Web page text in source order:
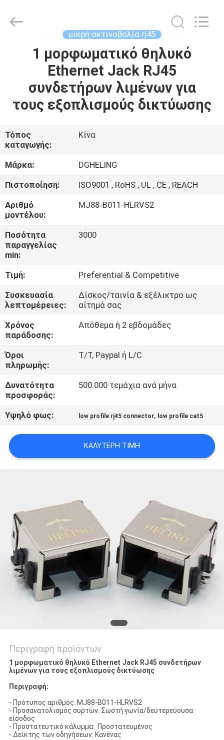
ΣΠΊΤΙ
ΠΡΟΪΌΝΤΑ
ΠΕΡΊΠΟΥ
ΕΜΕΊΣ
ΓΎΡΟΣ
ΕΡΓΟΣΤΑΣΊΩΝ
ΠΟΙΟΤΙΚΌΣ
ΈΛΕΓΧΟΣ
ΕΛΆΤΕ
ΣΕ
ΕΠΑΦΉ
ΜΕ
ΖΗΤΉΣΤΕ
ΈΝΑ
ΑΠΌΣΠΑΣΜΑ
SITEMAP
ΠΟΛΙΤΙΚΉ
Rights
μικρή ακτινοβολία rj45
1 μορφωματικό θηλυκό
Ethernet Jack RJ45
συνδετήρων λιμένων για
τους εξοπλισμούς δικτύωσης
Τόπος
καταγωγής:
Κίνα
Μάρκα:
DGHELING
Πιστοποίηση:
ISO9001 , RoHS , UL , CE , REACH
Αριθμό
μοντέλου:
MJ88-B011-HLRVS2
Ποσότητα
παραγγελίας
min:
3000
Τιμή:
Preferential & Competitive
Συσκευασία
λεπτομέρειες:
Δίσκος/ταινία & εξέλικτρο ως
αίτημά σας
Χρόνος
παράδοσης:
Απόθεμα ή 2 εβδομάδες
Όροι
πληρωμής:
T/T, Paypal ή L/C
Δυνατότητα
προσφοράς:
500.000 τεμάχια ανά μήνα
Υψηλό φως: low profile rj45 connector, low profile cat5
ΚΑΛΎΤΕΡΗ ΤΙΜΉ
Περιγραφή προϊόντων
1 μορφωματικό θηλυκό Ethernet Jack RJ45 συνδετήρων
λιμένων για τους εξοπλισμούς δικτύωσης
Περιγραφή:
- Πρότυπος αριθμός: MJ88-B011-HLRVS2
- Προσανατολισμός συρτών: Σωστή γωνία/δευτερεύουσα
είσοδος
- Προστατευτικό κάλυμμα: Προστατευμένος
- Δείκτης των οδηγήσεων: Κανένας